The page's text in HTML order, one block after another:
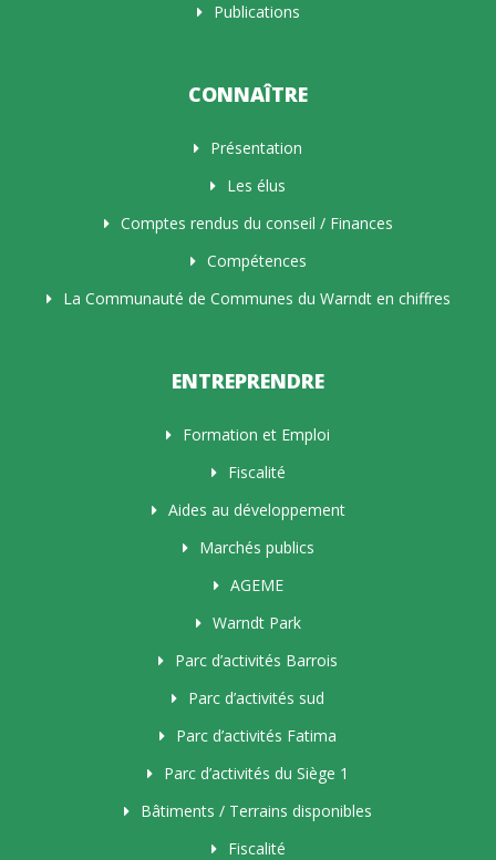
Publications
CONNAÎTRE
Présentation
Les élus
Comptes rendus du conseil / Finances
Compétences
La Communauté de Communes du Warndt en chiffres
ENTREPRENDRE
Formation et Emploi
Fiscalité
Aides au développement
Marchés publics
AGEME
Warndt Park
Parc d’activités Barrois
Parc d’activités sud
Parc d’activités Fatima
Parc d’activités du Siège 1
Bâtiments / Terrains disponibles
Fiscalité